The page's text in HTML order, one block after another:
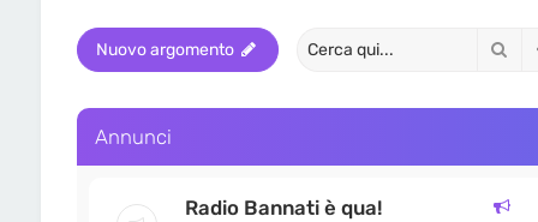
Nuovo argomento
Annunci
Radio Bannati è qua!